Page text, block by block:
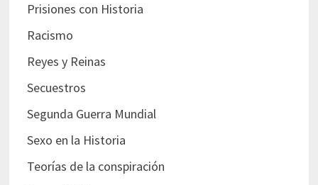
Prisiones con Historia
Racismo
Reyes y Reinas
Secuestros
Segunda Guerra Mundial
Sexo en la Historia
Teorías de la conspiración